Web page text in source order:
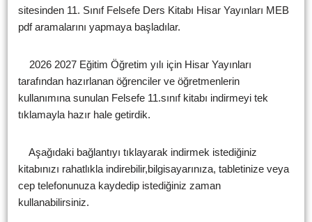
sitesinden 11. Sınıf Felsefe Ders Kitabı Hisar Yayınları MEB
pdf aramalarını yapmaya başladılar.
2026 2027 Eğitim Öğretim yılı için Hisar Yayınları
tarafından hazırlanan öğrenciler ve öğretmenlerin
kullanımına sunulan Felsefe 11.sınıf kitabı indirmeyi tek
tıklamayla hazır hale getirdik.
Aşağıdaki bağlantıyı tıklayarak indirmek istediğiniz
kitabınızı rahatlıkla indirebilir,bilgisayarınıza, tabletinize veya
cep telefonunuza kaydedip istediğiniz zaman
kullanabilirsiniz.